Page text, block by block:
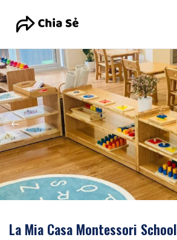
La Mia Casa Montessori School